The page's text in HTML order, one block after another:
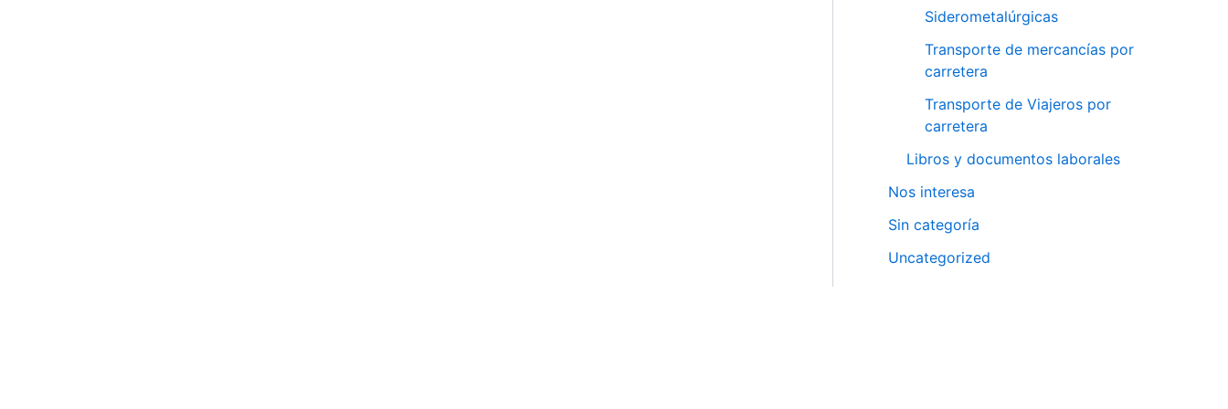
Siderometalúrgicas
Transporte de mercancías por
carretera
Transporte de Viajeros por
carretera
Libros y documentos laborales
Nos interesa
Sin categoría
Uncategorized